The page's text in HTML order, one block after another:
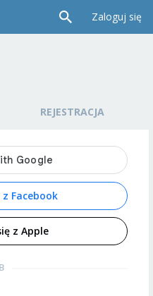
Zaloguj się
REJESTRACJA
Facebook
z Apple